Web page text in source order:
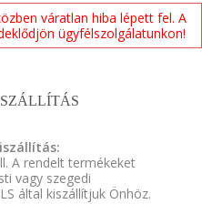
váratlan hiba lépett fel. A
ügyfélszolgálatunkon!
A rendelt termékeket
vagy szegedi
által kiszállítjuk Önhöz.